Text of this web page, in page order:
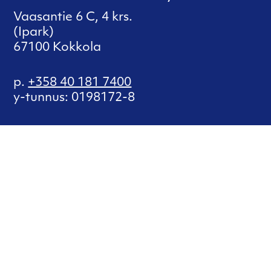
Vaasantie 6 C, 4 krs.
(Ipark)
67100 Kokkola
p. +358 40 181 7400
y-tunnus: 0198172-8